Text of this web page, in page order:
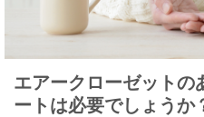
エアークローゼットの
ートは必要でしょうか